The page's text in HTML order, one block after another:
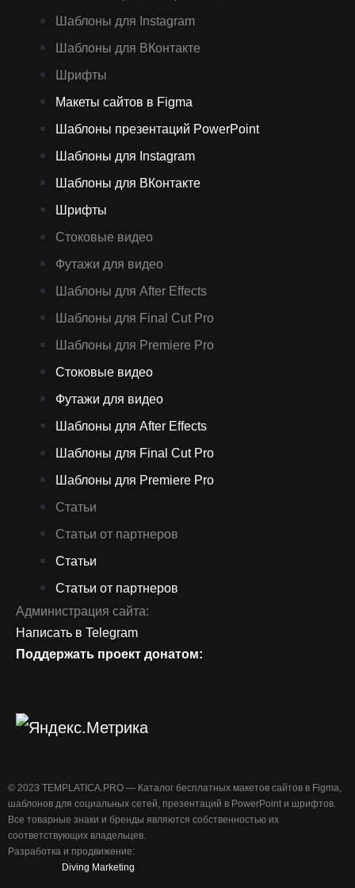
Шаблоны для Instagram
Шаблоны для ВКонтакте
Шрифты
Макеты сайтов в Figma
Шаблоны презентаций PowerPoint
Шаблоны для Instagram
Шаблоны для ВКонтакте
Шрифты
Стоковые видео
Футажи для видео
Шаблоны для After Effects
Шаблоны для Final Cut Pro
Шаблоны для Premiere Pro
Стоковые видео
Футажи для видео
Шаблоны для After Effects
Шаблоны для Final Cut Pro
Шаблоны для Premiere Pro
Статьи
Статьи от партнеров
Статьи
Статьи от партнеров
Администрация сайта:
Написать в Telegram
Поддержать проект донатом:
©️ 2023 TEMPLATICA.PRO — Каталог бесплатных макетов сайтов в Figma,
шаблонов для социальных сетей, презентаций в PowerPoint и шрифтов.
Все товарные знаки и бренды являются собственностью их
соответствующих владельцев.
Разработка и продвижение:
Diving Marketing